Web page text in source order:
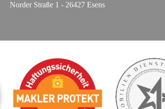
Norder Straße 1 - 26427 Esens